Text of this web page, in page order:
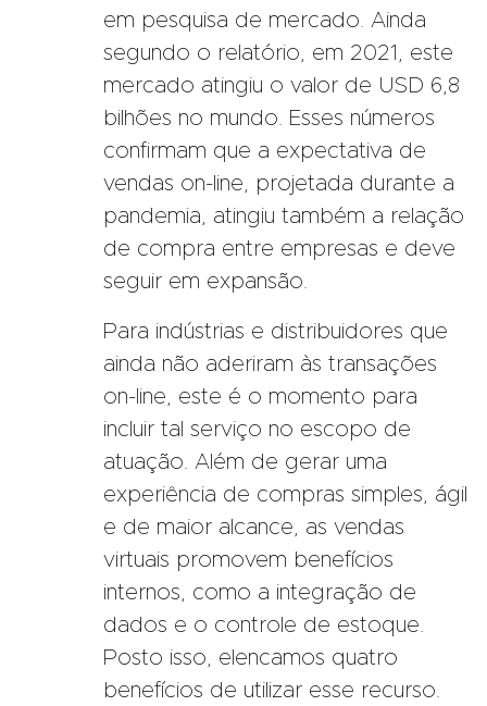
em pesquisa de mercado. Ainda
segundo o relatório, em 2021, este
mercado atingiu o valor de USD 6,8
bilhões no mundo. Esses números
confirmam que a expectativa de
vendas on-line, projetada durante a
pandemia, atingiu também a relação
de compra entre empresas e deve
seguir em expansão.
Para indústrias e distribuidores que
ainda não aderiram às transações
on-line, este é o momento para
incluir tal serviço no escopo de
atuação. Além de gerar uma
experiência de compras simples, ágil
e de maior alcance, as vendas
virtuais promovem benefícios
internos, como a integração de
dados e o controle de estoque.
Posto isso, elencamos quatro
benefícios de utilizar esse recurso.